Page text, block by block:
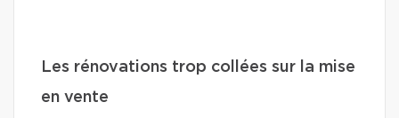
Les rénovations trop collées sur la mise
en vente